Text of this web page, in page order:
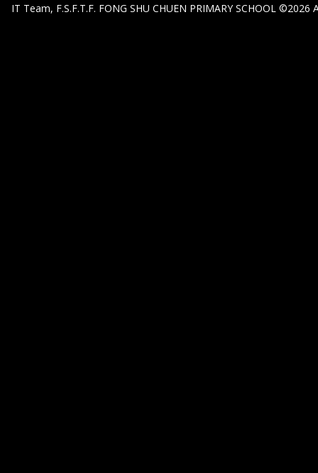
IT Team, F.S.F.T.F. FONG SHU CHUEN PRIMARY SCHOOL ©2026